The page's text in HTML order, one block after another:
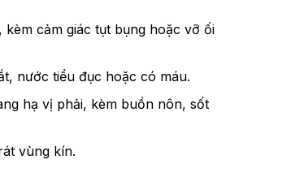
cảm giác tụt bụng hoặc vỡ ối
nước tiểu đục hoặc có máu.
hạ vị phải, kèm buồn nôn, sốt
vùng kín.